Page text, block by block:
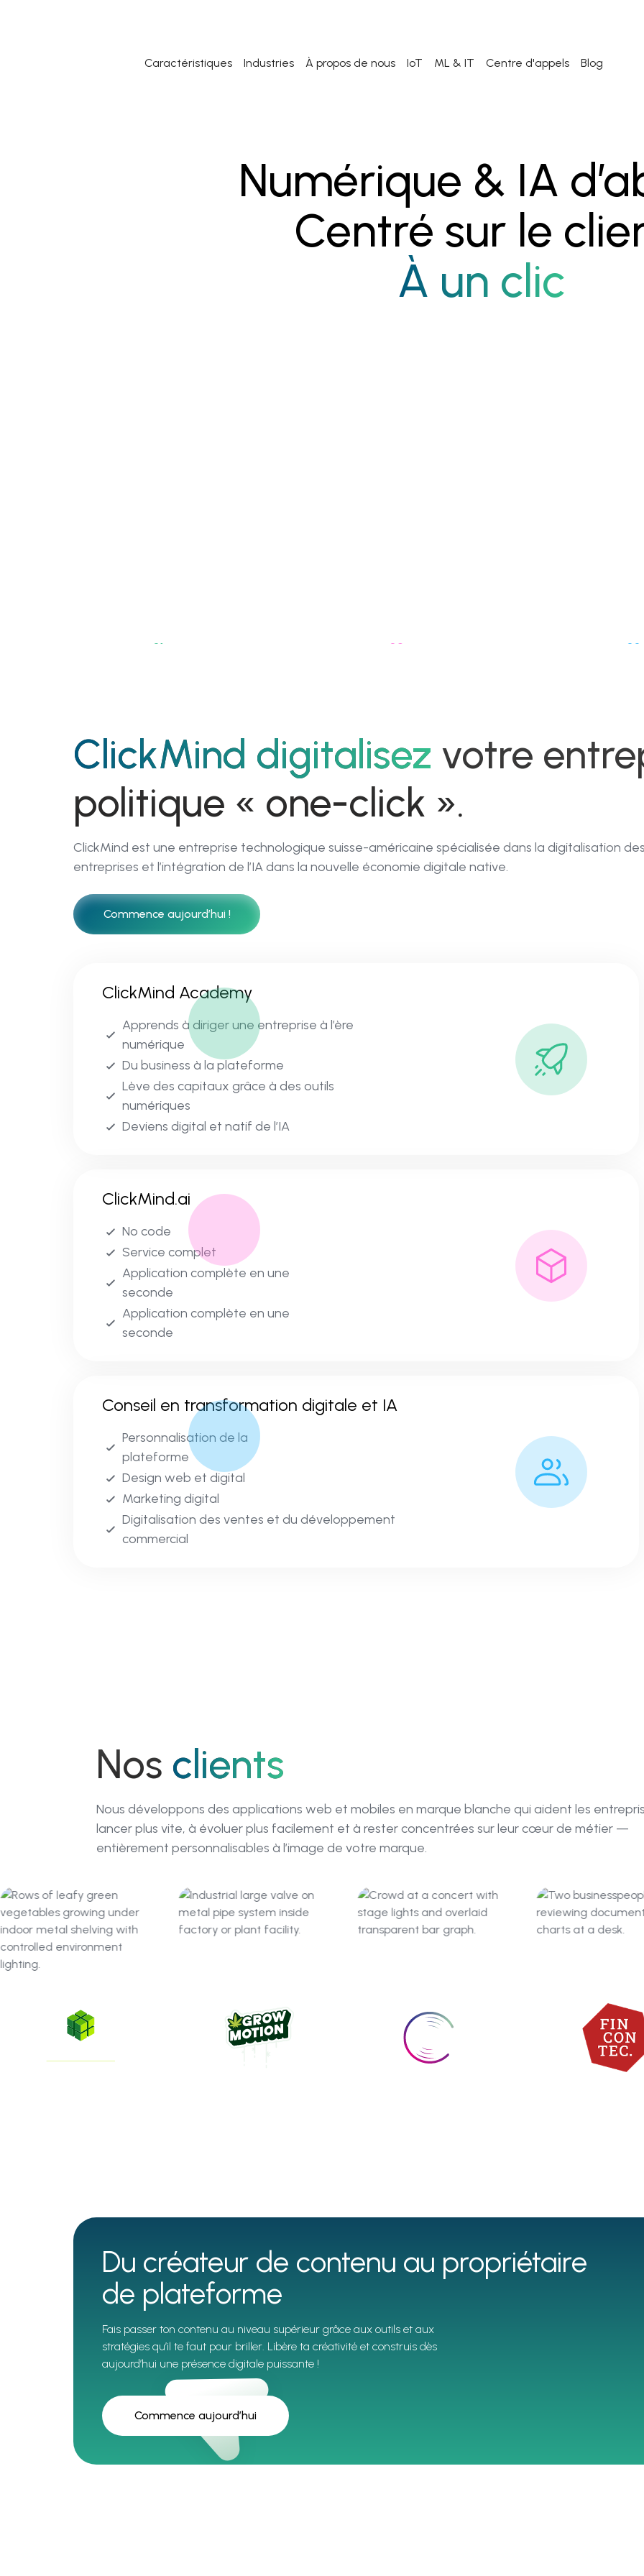
Caractéristiques Industries À propos de nous IoT ML & IT Centre d'appels Blog
Numérique & IA
Centré sur le
À un clic
01
Deviens un leader
d’entreprise digital
et IA first
02
Plateforme No-
service
03
ClickMind digitalisez votre
politique « one-click ».
ClickMind est une entreprise technologique suisse-américaine spécialisée dans la digitalisation des
entreprises et l’intégration de l’IA dans la nouvelle économie digitale native.
Commence aujourd’hui !
ClickMind Academy
Apprends à diriger une entreprise à l’ère
numérique
Du business à la plateforme
Lève des capitaux grâce à des outils
numériques
Deviens digital et natif de l’IA
ClickMind.ai
No code
Service complet
Application complète en une
seconde
Application complète en une
seconde
Conseil en transformation digitale et IA
Personnalisation de la
plateforme
Design web et digital
Marketing digital
Digitalisation des ventes et du développement
commercial
Nos clients
Nous développons des applications web et mobiles en marque blanche qui aident les
lancer plus vite, à évoluer plus facilement et à rester concentrées sur leur cœur de métier —
entièrement personnalisables à l’image de votre marque.
GreenState BandRoyalty FinConTec
Du créateur de contenu au propriétaire
de plateforme
Fais passer ton contenu au niveau supérieur grâce aux outils et aux
stratégies qu’il te faut pour briller. Libère ta créativité et construis dès
aujourd’hui une présence digitale puissante !
Commence aujourd’hui